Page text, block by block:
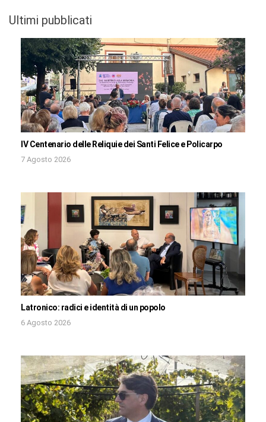
Ultimi pubblicati
IV Centenario delle Reliquie dei Santi Felice e Policarpo
7 Agosto 2026
Latronico: radici e identità di un popolo
6 Agosto 2026